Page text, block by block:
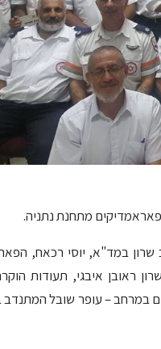
במד"א, יוסי רכאח,
ו- 2 פאראמדיקים מצטיינים במרחב – עופר שובל